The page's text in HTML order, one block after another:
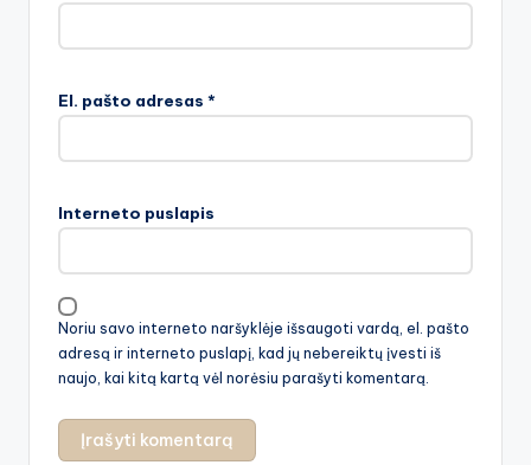
El. pašto adresas *
Interneto puslapis
Noriu savo interneto naršyklėje išsaugoti vardą, el. pašto
adresą ir interneto puslapį, kad jų nebereiktų įvesti iš
naujo, kai kitą kartą vėl norėsiu parašyti komentarą.